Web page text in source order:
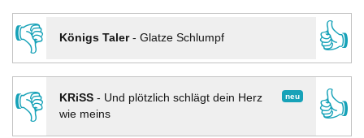
👎
Königs Taler- Glatze Schlumpf
👍
👎
neu
KRiSS- Und plötzlich schlägt dein Herz
wie meins
👍